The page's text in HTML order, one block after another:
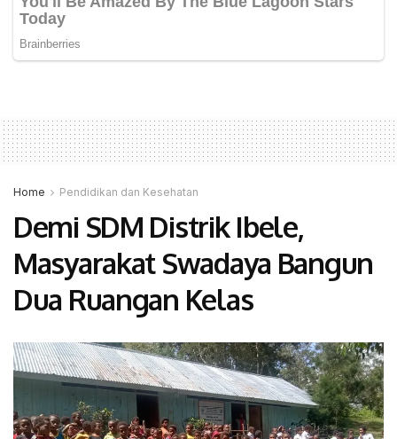
Home Pendidikan dan Kesehatan
Demi SDM Distrik Ibele,
Masyarakat Swadaya Bangun
Dua Ruangan Kelas